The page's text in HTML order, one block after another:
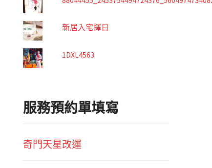
新居入宅擇日
1DXL4563
服務預約單填寫
奇門天星改運